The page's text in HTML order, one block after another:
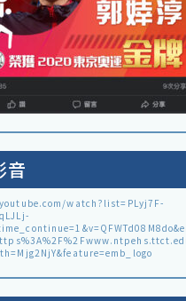
音
watch?list=PLyj7F-